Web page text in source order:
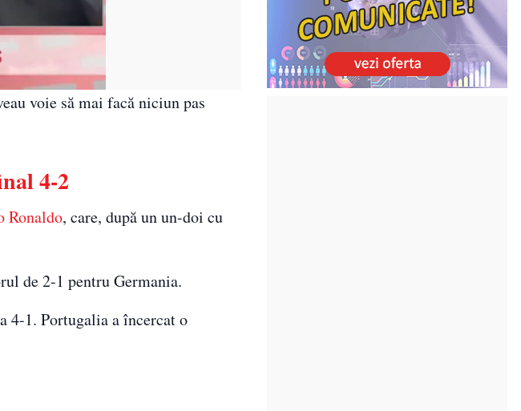
voie să mai facă niciun pas
4-2
Ronaldo, care, după un un-doi cu
de 2-1 pentru Germania.
4-1. Portugalia a încercat o